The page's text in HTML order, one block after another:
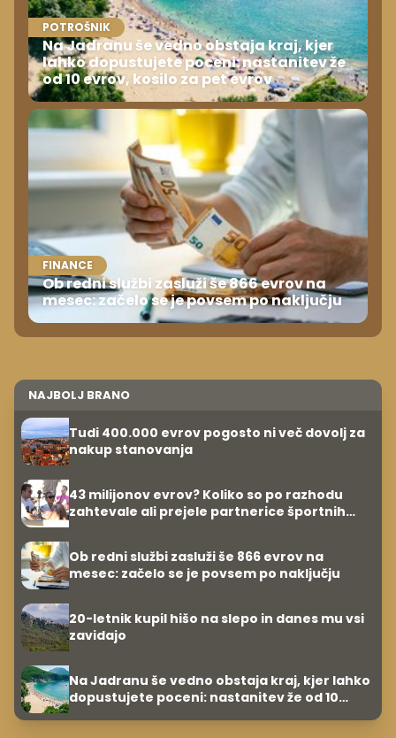
POTROŠNIK
Na Jadranu še vedno obstaja kraj, kjer
lahko dopustujete poceni: nastanitev že
od 10 evrov, kosilo za pet evrov
FINANCE
Ob redni službi zasluži še 866 evrov na
mesec: začelo se je povsem po naključju
NAJBOLJ BRANO
Tudi 400.000 evrov pogosto ni več dovolj za
nakup stanovanja
43 milijonov evrov? Koliko so po razhodu
zahtevale ali prejele partnerice športnih
Ob redni službi zasluži še 866 evrov na
mesec: začelo se je povsem po naključju
20-letnik kupil hišo na slepo in danes mu vsi
zavidajo
Na Jadranu še vedno obstaja kraj, kjer lahko
dopustujete poceni: nastanitev že od 10